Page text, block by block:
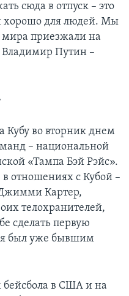
сюда в отпуск – это
хорошо для людей. Мы
мира приезжали на
Владимир Путин –
Кубу во вторник днем
– национальной
«Тампа Бэй Рэйс».
отношениях с Кубой –
Картер,
телохранителей,
сделать первую
был уже бывшим
бейсбола в США и на